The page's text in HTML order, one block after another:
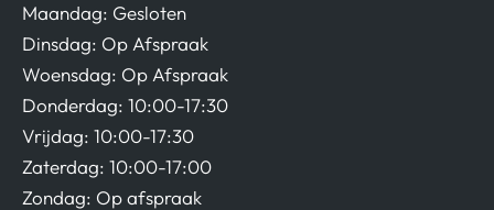
Maandag: Gesloten
Dinsdag: Op Afspraak
Woensdag: Op Afspraak
Donderdag: 10:00-17:30
Vrijdag: 10:00-17:30
Zaterdag: 10:00-17:00
Zondag: Op afspraak